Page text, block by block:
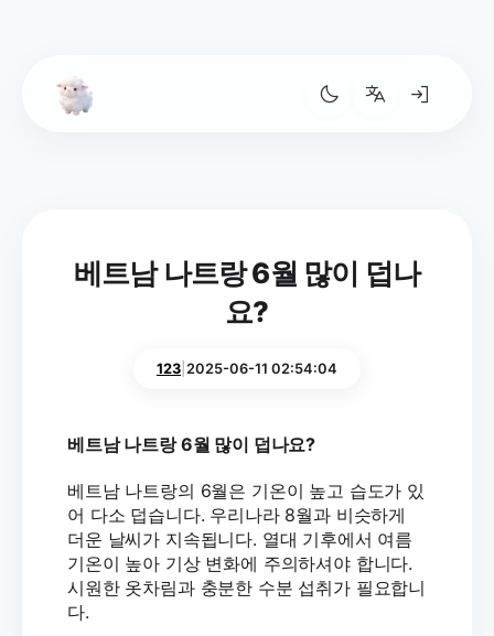
베트남 나트랑 6월 많이 덥나
요?
123 2025-06-11 02:54:04
베트남 나트랑 6월 많이 덥나요?
베트남 나트랑의 6월은 기온이 높고 습도가 있
어 다소 덥습니다. 우리나라 8월과 비슷하게
더운 날씨가 지속됩니다. ​열대 기후에서 여름
기온이 높아 기상 변화에 주의하셔야 합니다.
시원한 옷차림과 충분한 수분 섭취가 필요합니
다.